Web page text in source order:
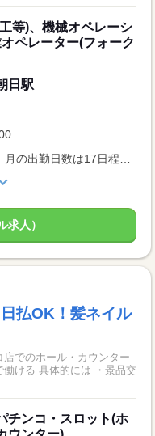
等)、機械オペレーシ
ペレーター(フォーク
日駅
求人）
払OK！髪ネイル
でのホール・カウンター
ける 具体的には ・景品交
チンコ・スロット(ホ